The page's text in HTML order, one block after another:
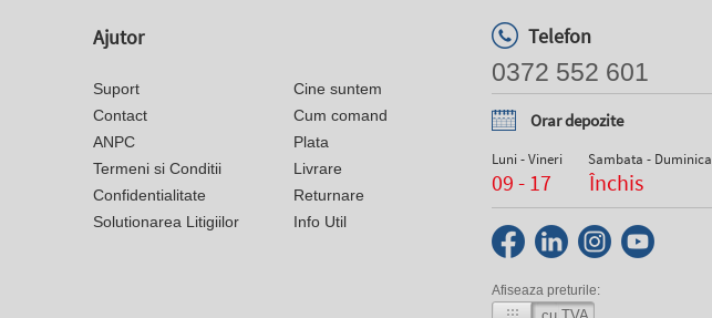
Ajutor
Suport
Contact
ANPC
Termeni si Conditii
Confidentialitate
Solutionarea Litigiilor
Cine suntem
Cum comand
Plata
Livrare
Returnare
Info Util
Telefon
0372 552 601
Orar depozite
Luni - Vineri
09 - 17
Sambata - Duminica
Închis
Afiseaza preturile: